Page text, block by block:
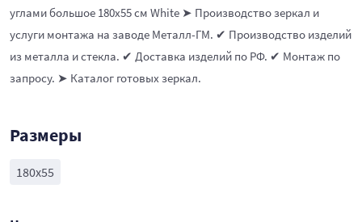
углами большое 180х55 см White ➤ Производство зеркал и
услуги монтажа на заводе Металл-ГМ. ✔ Производство изделий
из металла и стекла. ✔ Доставка изделий по РФ. ✔ Монтаж по
запросу. ➤ Каталог готовых зеркал.
Размеры
180х55